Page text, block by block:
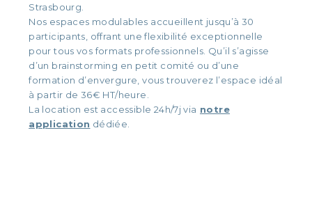
Strasbourg.
Nos espaces modulables accueillent jusqu’à 30
participants, offrant une flexibilité exceptionnelle
pour tous vos formats professionnels. Qu’il s’agisse
d’un brainstorming en petit comité ou d’une
formation d’envergure, vous trouverez l’espace idéal
à partir de 36€ HT/heure.
La location est accessible 24h/7j via notre
application dédiée.